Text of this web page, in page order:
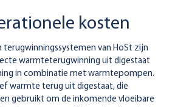
kosten
terugwinningssystemen van HoSt zijn
warmteterugwinning uit digestaat
in combinatie met warmtepompen.
warmte terug uit digestaat, die
gebruikt om de inkomende vloeibare